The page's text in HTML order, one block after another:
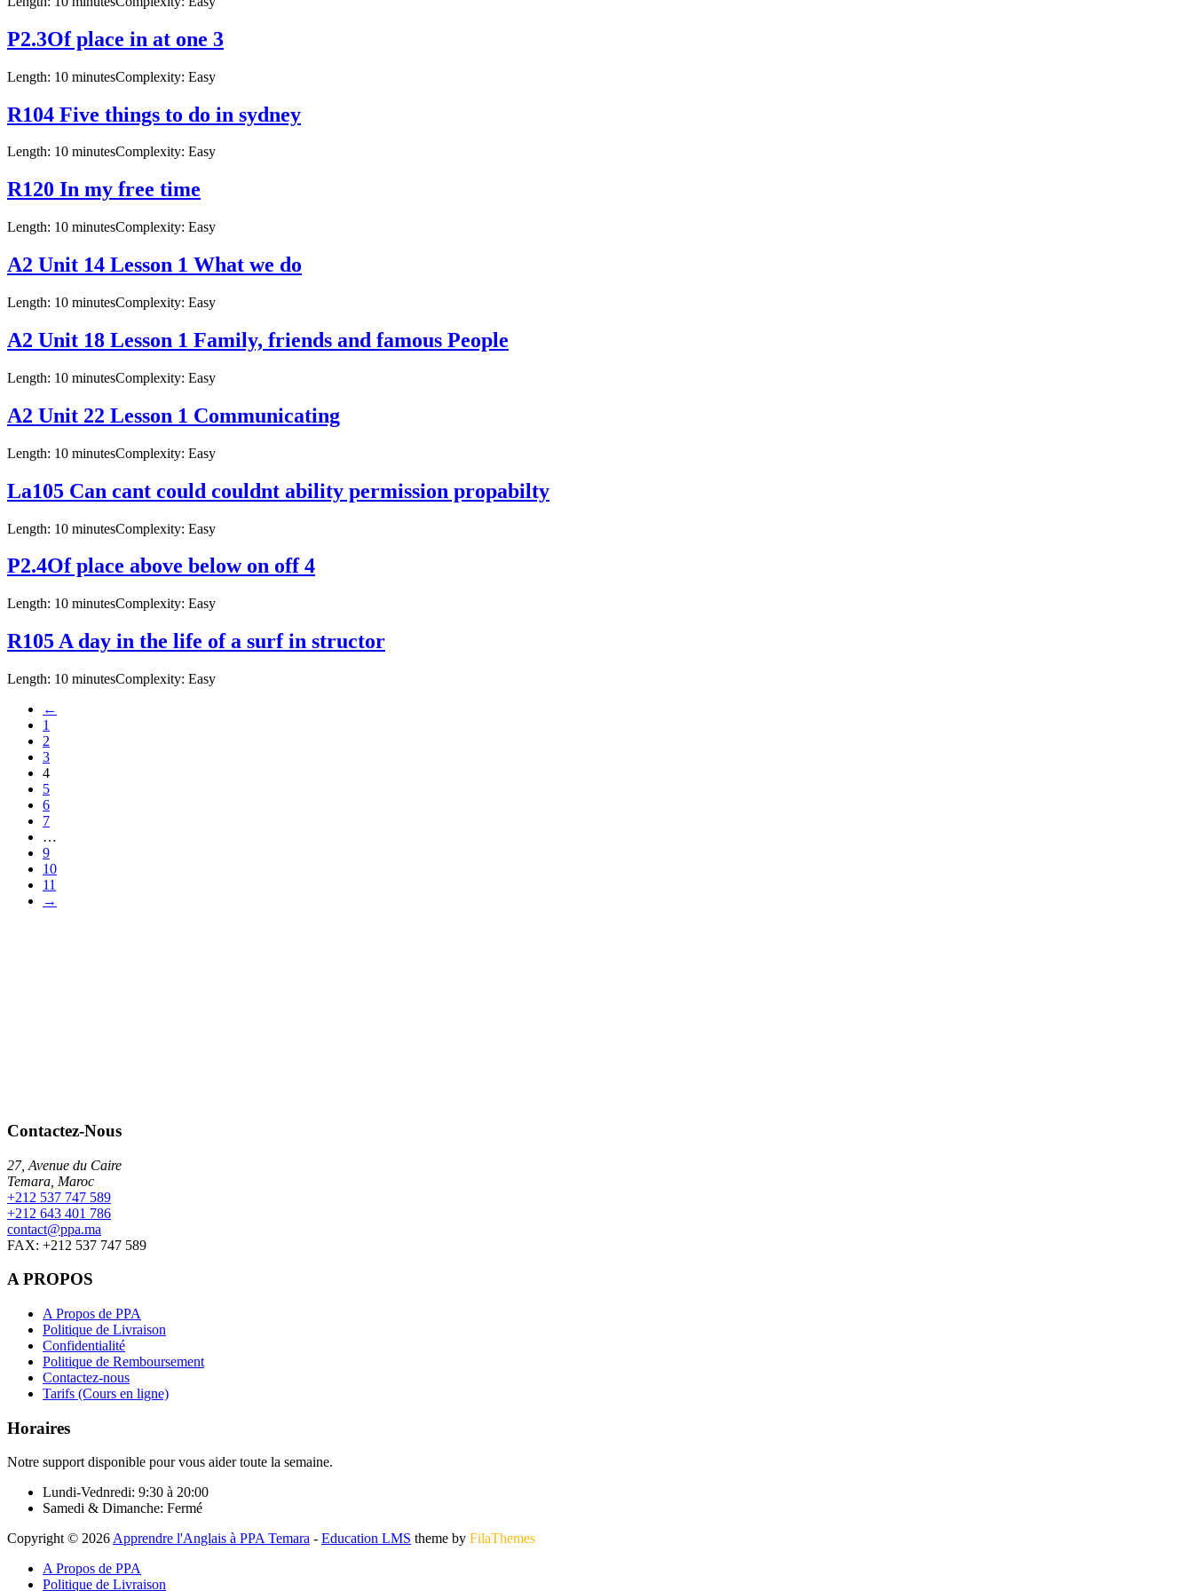
P2.3Of place in at one 3
Length: 10 minutesComplexity: Easy
R104 Five things to do in sydney
Length: 10 minutesComplexity: Easy
R120 In my free time
Length: 10 minutesComplexity: Easy
A2 Unit 14 Lesson 1 What we do
Length: 10 minutesComplexity: Easy
A2 Unit 18 Lesson 1 Family, friends and famous People
Length: 10 minutesComplexity: Easy
A2 Unit 22 Lesson 1 Communicating
Length: 10 minutesComplexity: Easy
La105 Can cant could couldnt ability permission propabilty
Length: 10 minutesComplexity: Easy
P2.4Of place above below on off 4
Length: 10 minutesComplexity: Easy
R105 A day in the life of a surf in structor
Length: 10 minutesComplexity: Easy
←
1
2
3
4
5
6
7
…
9
10
11
→
Contactez-Nous
27, Avenue du Caire
Temara, Maroc
+212 537 747 589
+212 643 401 786
contact@ppa.ma
FAX: +212 537 747 589
A PROPOS
A Propos de PPA
Politique de Livraison
Confidentialité
Politique de Remboursement
Contactez-nous
Tarifs (Cours en ligne)
Horaires
Notre support disponible pour vous aider toute la semaine.
Lundi-Vednredi: 9:30 à 20:00
Samedi & Dimanche: Fermé
Copyright © 2026Apprendre l'Anglais à PPA Temara - Education LMS theme by FilaThemes
A Propos de PPA
Politique de Livraison